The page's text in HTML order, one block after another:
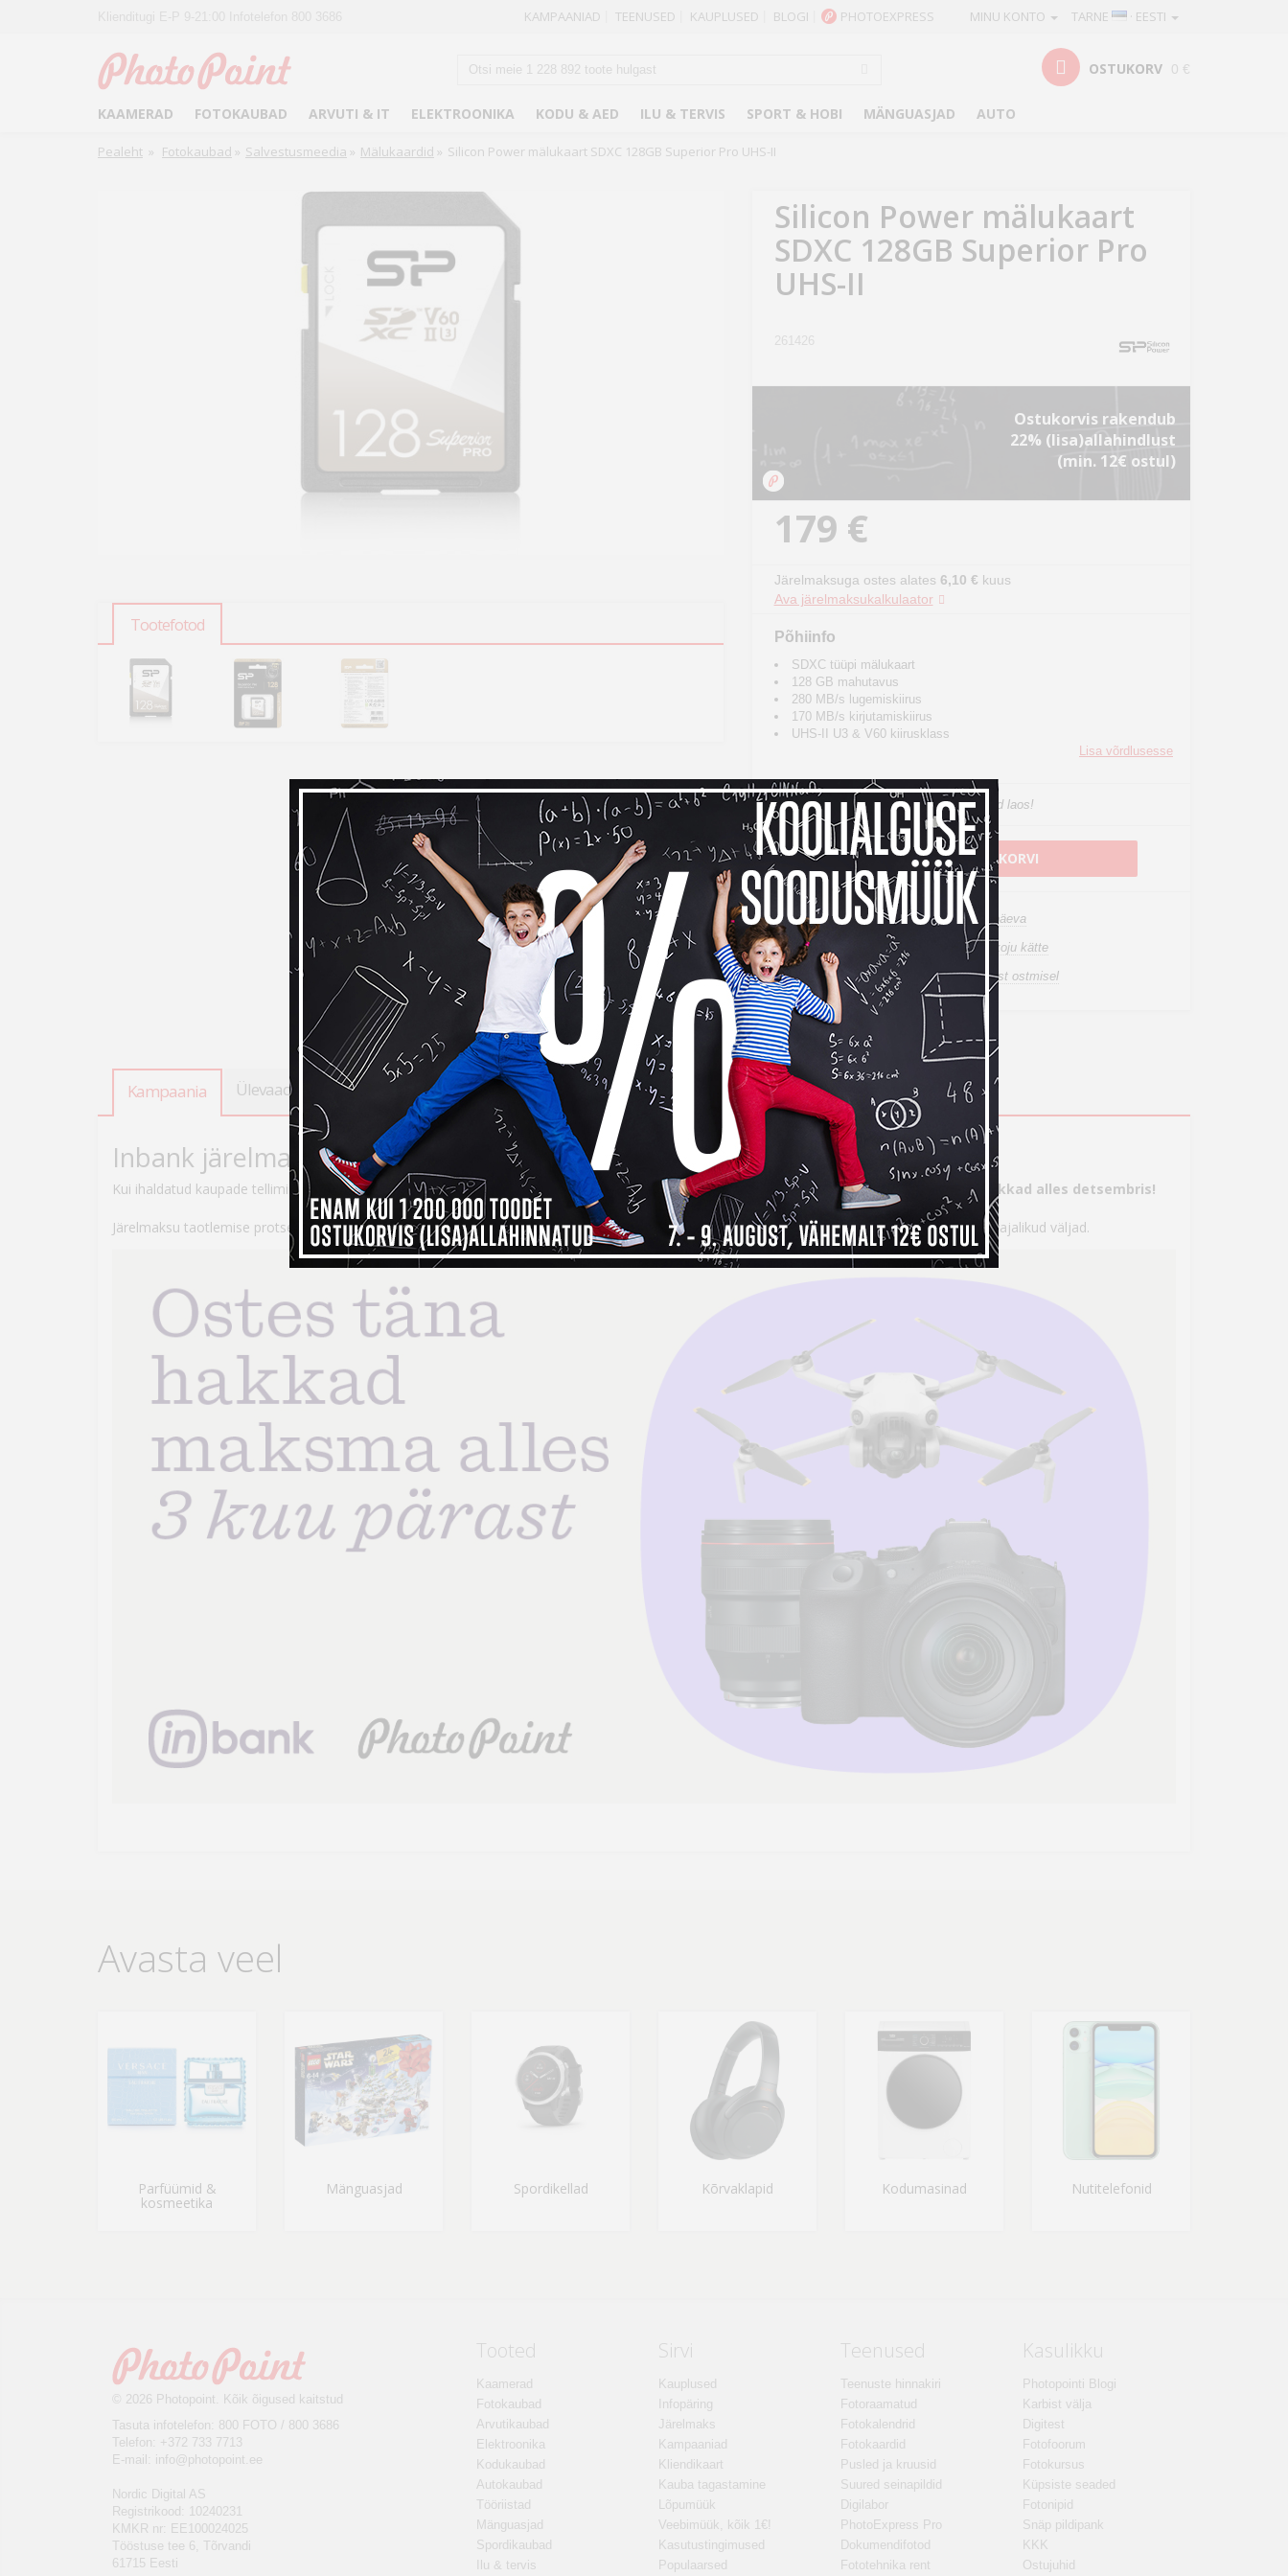
TARNE · EESTI
MINU KONTO
KAMPAANIAD TEENUSED KAUPLUSED BLOGI PHOTOEXPRESS
OSTUKORV 0 €
KAAMERAD FOTOKAUBAD ARVUTI & IT ELEKTROONIKA KODU & AED ILU & TERVIS SPORT & HOBI MÄNGUASJAD AUTO
Pealeht » Fotokaubad » Salvestusmeedia » Mälukaardid » Silicon Power mälukaart SDXC 128GB Superior Pro UHS-II
Tootefotod
Silicon Power mälukaart
SDXC 128GB Superior Pro
UHS-II
261426
Ostukorvis rakendub
22% (lisa)allahindlust
(min. 12€ ostul)
179 €
Järelmaksuga ostes alates 6,10 € kuus
Ava järelmaksukalkulaator
Põhiinfo
SDXC tüüpi mälukaart
128 GB mahutavus
280 MB/s lugemiskiirus
170 MB/s kirjutamiskiirus
UHS-II U3 & V60 kiirusklass
Lisa võrdlusesse
Osta kohe, viimased eksemplarid laos!
LISA OSTUKORVI
Toode on laos, tarneaeg 1-3 tööpäeva
See toode tuuakse sulle tasuta koju kätte
14 14 päeva tagastusõigus internetist ostmisel
Kampaania Ülevaade Tooteandmed Tarneinfo Saadavus
Inbank järelmaksuga ostes maksad kauba eest alles detsembris
Kui ihaldatud kaupade tellimiseks peaks raha nappima, siisInbank järelmaksu abiga saad soovitud kauba kohe kätte, aga maksma hakkad alles detsembris!
Järelmaksu taotlemise protsess on lihtne – veebikaubamaja ostukorvis tuleb makseviisiks valida “Maksa järelmaksuga” ning seejärel täita kõik vajalikud väljad.
Avasta veel
Parfüümid &
kosmeetika
Mänguasjad Spordikellad Kõrvaklapid Kodumasinad Nutitelefonid
© 2026 Photopoint. Kõik õigused kaitstud
Tasuta infotelefon: 800 FOTO / 800 3686
Telefon: +372 733 7713
E-mail: info@photopoint.ee
Nordic Digital AS
Registrikood: 10240231
KMKR nr: EE100024025
Tööstuse tee 6, Tõrvandi
61715 Eesti
Tooted
Kaamerad
Fotokaubad
Arvutikaubad
Elektroonika
Kodukaubad
Autokaubad
Tööriistad
Mänguasjad
Spordikaubad
Ilu & tervis
Sirvi
Kauplused
Infopäring
Järelmaks
Kampaaniad
Kliendikaart
Kauba tagastamine
Lõpumüük
Veebimüük, kõik 1€!
Kasutustingimused
Populaarsed
Teenused
Teenuste hinnakiri
Fotoraamatud
Fotokalendrid
Fotokaardid
Pusled ja kruusid
Suured seinapildid
Digilabor
PhotoExpress Pro
Dokumendifotod
Fototehnika rent
Kasulikku
Photopointi Blogi
Karbist välja
Digitest
Fotofoorum
Fotokursus
Küpsiste seaded
Fotonipid
Snäp pildipank
KKK
Ostujuhid